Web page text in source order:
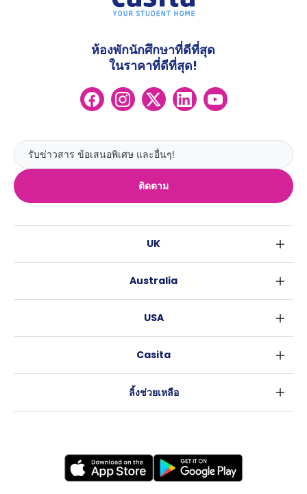
ติดตาม
ห้องพักนักศึกษาที่ดีที่สุด
ในราคาที่ดีที่สุด!
UK
เอดินเบอระ
ลีดส์
โคเวนทรี
เลสเตอร์
Australia
บริสเบน
อะเดลายด์
USA
แอตแลนตา
Casita
ลิ้งช่วยเหลือ